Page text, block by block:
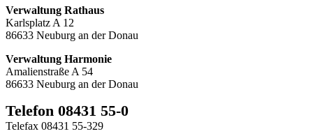
Verwaltung Rathaus
Karlsplatz A 12
86633 Neuburg an der Donau
Verwaltung Harmonie
Amalienstraße A 54
86633 Neuburg an der Donau
Telefon 08431 55-0
Telefax 08431 55-329